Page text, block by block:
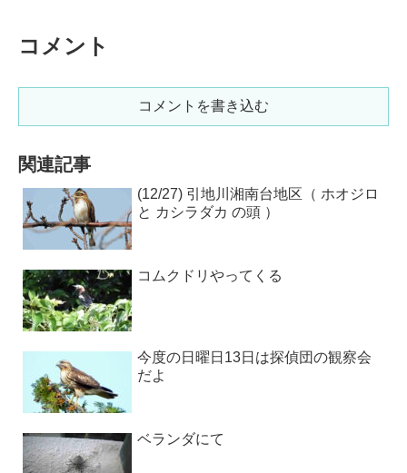
コメント
コメントを書き込む
関連記事
(12/27) 引地川湘南台地区（ ホオジロ
と カシラダカ の頭 ）
コムクドリやってくる
今度の日曜日13日は探偵団の観察会
だよ
ベランダにて